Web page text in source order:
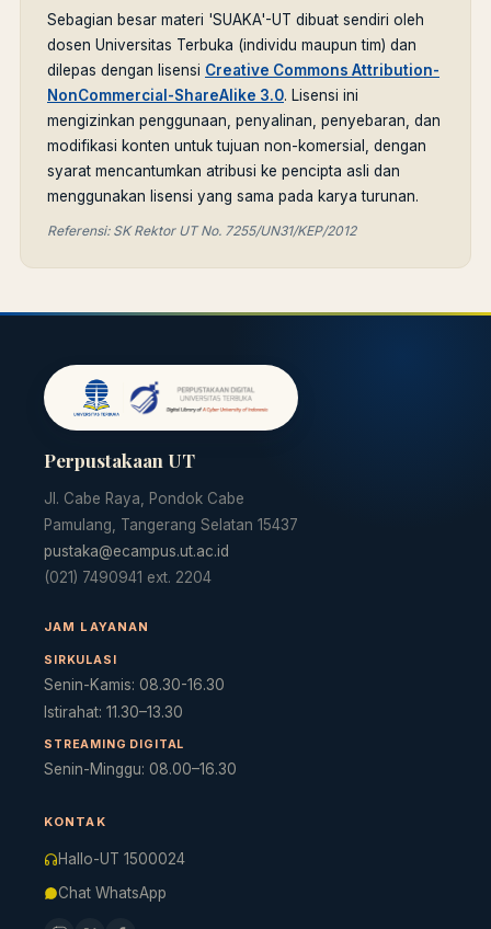
Sebagian besar materi 'SUAKA'-UT dibuat sendiri oleh
dosen Universitas Terbuka (individu maupun tim) dan
dilepas dengan lisensi Creative Commons Attribution-
NonCommercial-ShareAlike 3.0. Lisensi ini
mengizinkan penggunaan, penyalinan, penyebaran, dan
modifikasi konten untuk tujuan non-komersial, dengan
syarat mencantumkan atribusi ke pencipta asli dan
menggunakan lisensi yang sama pada karya turunan.
Referensi: SK Rektor UT No. 7255/UN31/KEP/2012
Perpustakaan UT
Jl. Cabe Raya, Pondok Cabe
Pamulang, Tangerang Selatan 15437
pustaka@ecampus.ut.ac.id
(021) 7490941 ext. 2204
JAM LAYANAN
SIRKULASI
Senin-Kamis: 08.30-16.30
Istirahat: 11.30–13.30
STREAMING DIGITAL
Senin-Minggu: 08.00–16.30
KONTAK
Hallo-UT 1500024
Chat WhatsApp